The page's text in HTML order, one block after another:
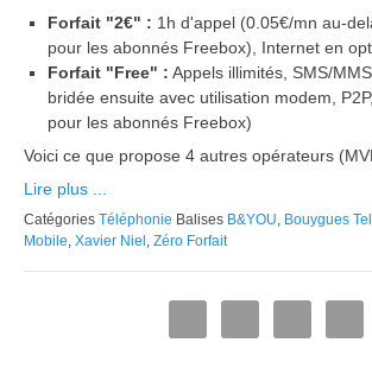
Forfait "2€" : 1h d'appel (0.05€/mn au-
pour les abonnés Freebox), Internet en
Forfait "Free" : Appels illimités, SMS/
bridée ensuite avec utilisation modem,
pour les abonnés Freebox)
Voici ce que propose 4 autres opérateurs
Lire plus ...
Catégories Téléphonie Balises B&YOU, Bouygues
Mobile, Xavier Niel , Zéro Forfait